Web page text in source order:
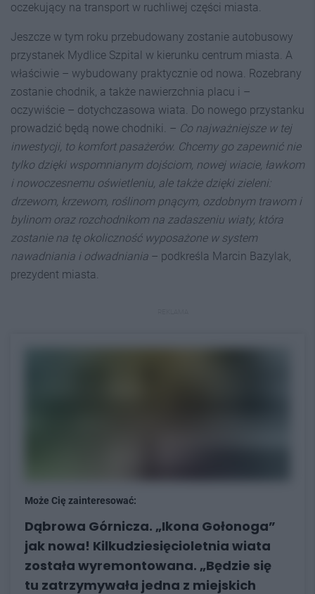
oczekujący na transport w ruchliwej części miasta.
Jeszcze w tym roku przebudowany zostanie autobusowy
przystanek Mydlice Szpital w kierunku centrum miasta. A
właściwie – wybudowany praktycznie od nowa. Rozebrany
zostanie chodnik, a także nawierzchnia placu i –
oczywiście – dotychczasowa wiata. Do nowego przystanku
prowadzić będą nowe chodniki. – Co najważniejsze w tej
inwestycji, to komfort pasażerów. Chcemy go zapewnić nie
tylko dzięki wspomnianym dojściom, nowej wiacie, ławkom
i nowoczesnemu oświetleniu, ale także dzięki zieleni:
drzewom, krzewom, roślinom pnącym, ozdobnym trawom i
bylinom oraz rozchodnikom na zadaszeniu wiaty, która
zostanie na tę okoliczność wyposażone w system
nawadniania i odwadniania – podkreśla Marcin Bazylak,
prezydent miasta.
Może Cię zainteresować:
Dąbrowa Górnicza. „Ikona Gołonoga”
jak nowa! Kilkudziesięcioletnia wiata
została wyremontowana. „Będzie się
tu zatrzymywała jedna z miejskich